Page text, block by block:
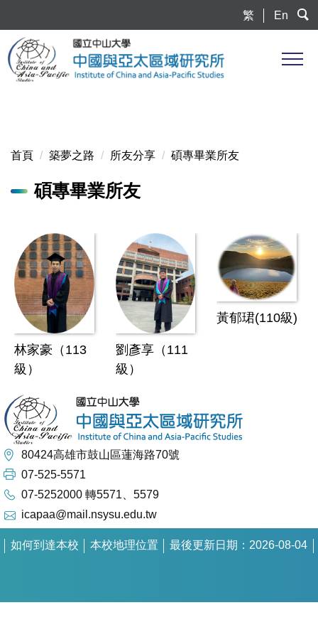
到
主
要
內
繁 En
首頁 築夢之路 所友分享 碩專畢業所友
碩專畢業所友
林家豪（113
級）
劉彥享（111
級）
黃郁珺(110級)
80424高雄市鼓山區蓮海路70號
07-525-5571
07-5252000 轉5571、5579
icapaa@mail.nsysu.edu.tw
如何到達本校 本校地理位置 最後更新日期：2026-08-04